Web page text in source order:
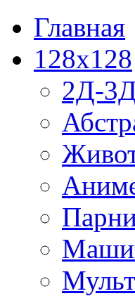
Главная
128x128
2Д-